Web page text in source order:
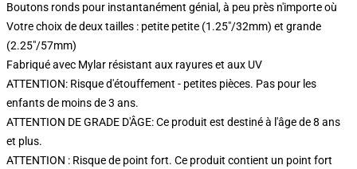
Boutons ronds pour instantanément génial, à peu près n'importe où
Votre choix de deux tailles : petite petite (1.25"/32mm) et grande
(2.25"/57mm)
Fabriqué avec Mylar résistant aux rayures et aux UV
ATTENTION: Risque d'étouffement - petites pièces. Pas pour les
enfants de moins de 3 ans.
ATTENTION DE GRADE D'ÂGE: Ce produit est destiné à l'âge de 8 ans
et plus.
ATTENTION : Risque de point fort. Ce produit contient un point fort